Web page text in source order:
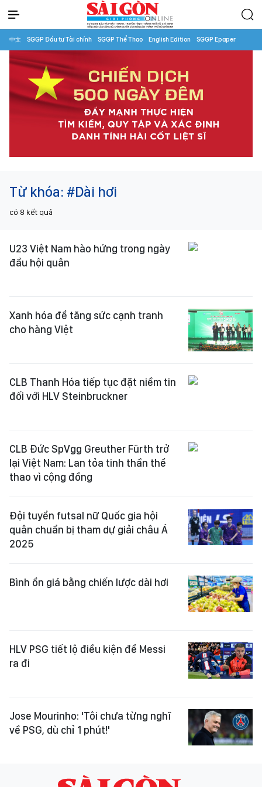
中文 SGGP Đầu tư Tài chính SGGP Thể Thao English Edition SGGP Epaper
Từ khóa: #Dài hơi
có 8 kết quả
U23 Việt Nam hào hứng trong ngày
đầu hội quân
Xanh hóa để tăng sức cạnh tranh
cho hàng Việt
CLB Thanh Hóa tiếp tục đặt niềm tin
đối với HLV Steinbruckner
CLB Đức SpVgg Greuther Fürth trở
lại Việt Nam: Lan tỏa tinh thần thể
thao vì cộng đồng
Đội tuyển futsal nữ Quốc gia hội
quân chuẩn bị tham dự giải châu Á
2025
Bình ổn giá bằng chiến lược dài hơi
HLV PSG tiết lộ điều kiện để Messi
ra đi
Jose Mourinho: 'Tôi chưa từng nghĩ
về PSG, dù chỉ 1 phút!'